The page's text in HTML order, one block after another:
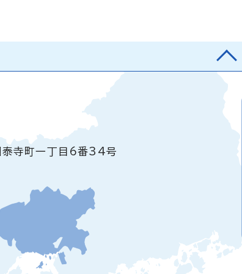
泰寺町一丁目6番34号